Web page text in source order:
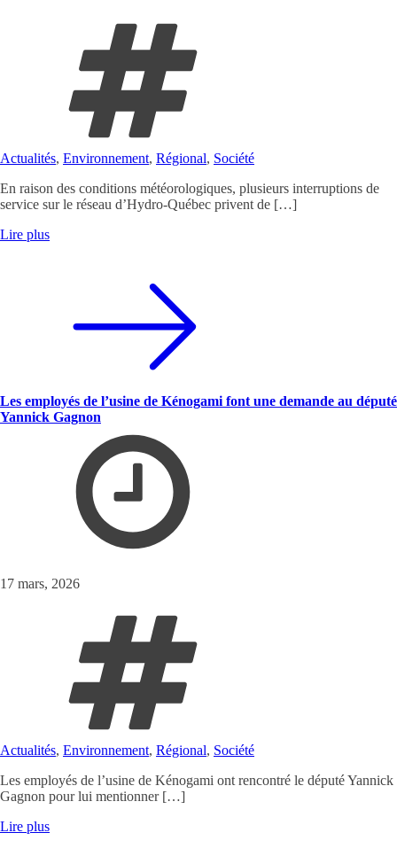
Actualités, Environnement, Régional, Société
En raison des conditions météorologiques, plusieurs interruptions de
service sur le réseau d’Hydro-Québec privent de […]
Lire plus
Les employés de l’usine de Kénogami font une demande au député
Yannick Gagnon
17 mars, 2026
Actualités, Environnement, Régional, Société
Les employés de l’usine de Kénogami ont rencontré le député Yannick
Gagnon pour lui mentionner […]
Lire plus